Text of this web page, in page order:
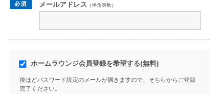
メールアドレス （半角英数）
ホームラウンジ会員登録を希望する(無料)
後ほどパスワード設定のメールが届きますので、そちらからご登録
完了ください。